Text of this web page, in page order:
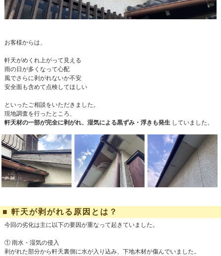
お客様からは、
軒天がめくれ上がって見える
雨の日が多くなって心配
風でさらに剥がれないか不安
安全面も含めて点検してほしい
といったご相談をいただきました。
現地調査を行ったところ、
軒天材の一部が完全に剥がれ、湿気による黒ずみ・浮きも発生していました。
■ 軒天が剥がれる原因とは？
今回の劣化は主に以下の要因が重なって起きていました。
① 雨水・湿気の侵入
剥がれた部分から軒天裏側に水が入り込み、下地木材が傷んでいました。